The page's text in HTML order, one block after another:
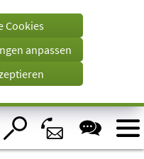
Cookies
anpassen